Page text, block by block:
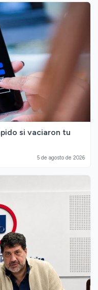
si vaciaron tu
5 de agosto de 2026